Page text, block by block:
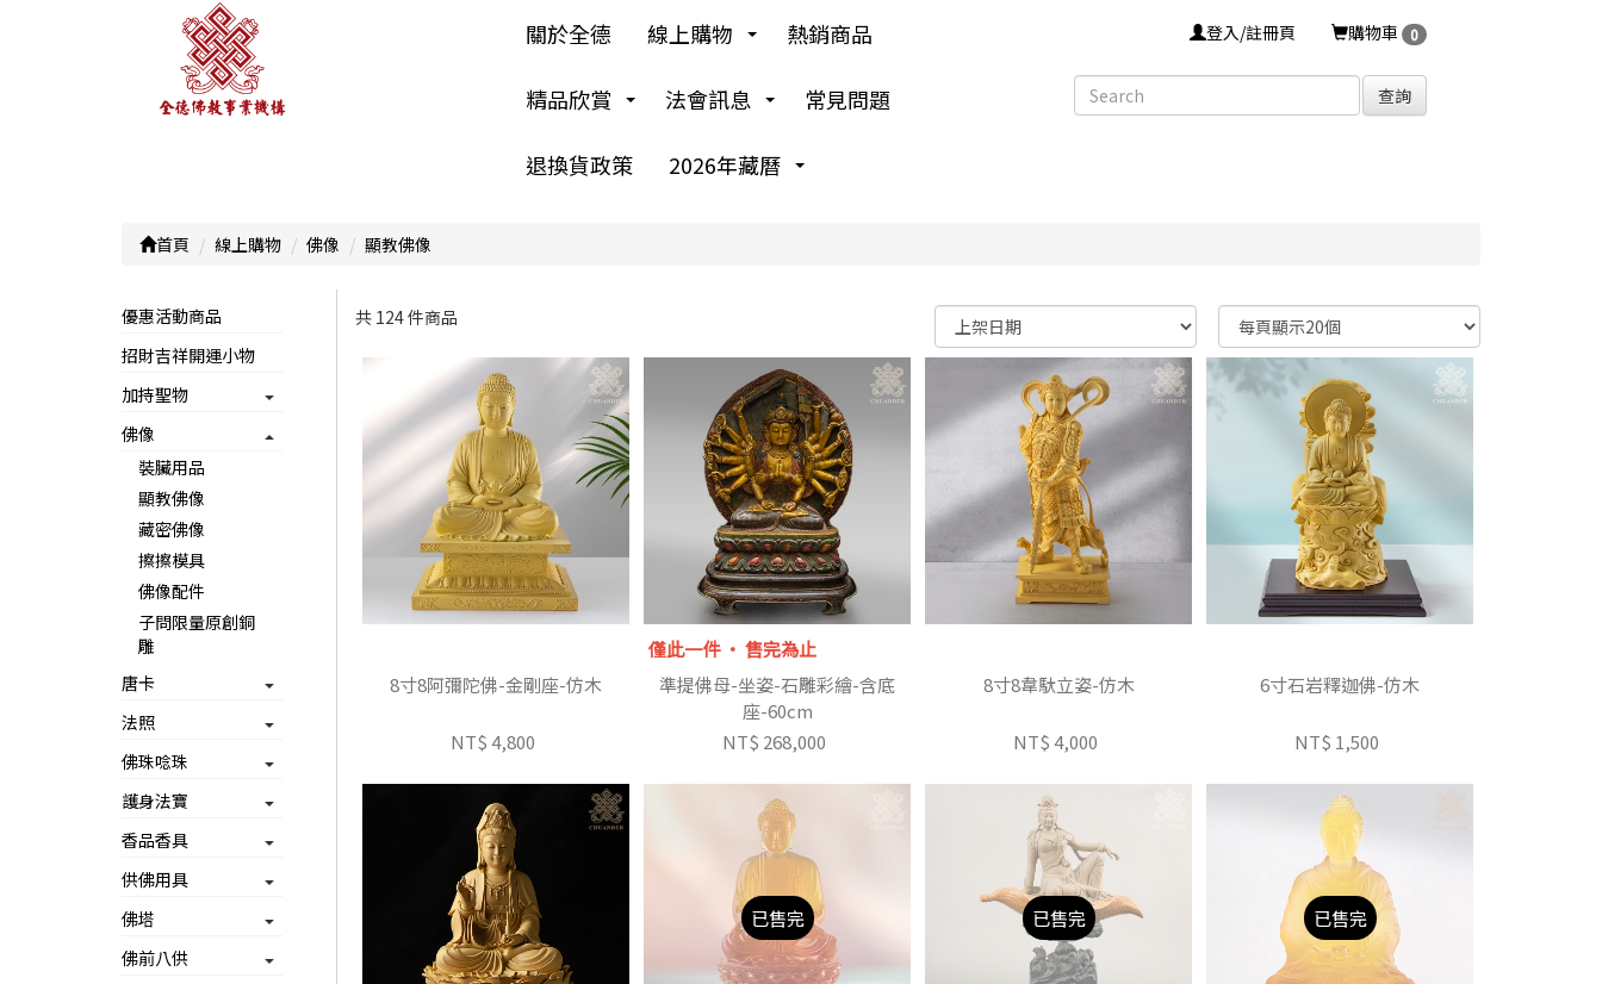
關於全德 線上購物 熱銷商品
精品欣賞 法會訊息 常見問題
退換貨政策 2026年藏曆
登入/註冊頁 購物車 0
查詢
首頁 線上購物 佛像 顯教佛像
優惠活動商品
招財吉祥開運小物
加持聖物
佛像
裝臟用品
顯教佛像
藏密佛像
擦擦模具
佛像配件
子問限量原創銅
雕
唐卡
法照
佛珠唸珠
護身法寶
香品香具
供佛用具
佛塔
佛前八供
共 124 件商品
顯示篩選條件
8寸8阿彌陀佛-金剛座-仿木
NT$ 4,800
僅此一件 ‧ 售完為止
準提佛母-坐姿-石雕彩繪-含底
座-60cm
NT$ 268,000
8寸8韋馱立姿-仿木
NT$ 4,000
6寸石岩釋迦佛-仿木
NT$ 1,500
已售完 已售完 已售完